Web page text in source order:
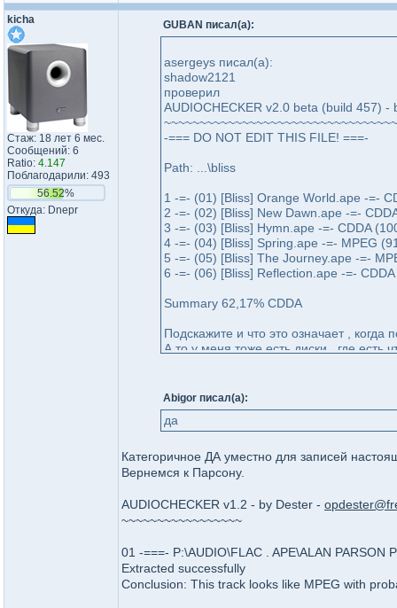
kicha
Стаж: 18 лет 6 мес.
Сообщений: 6
Ratio: 4.147
Поблагодарили: 493
56.52%
Откуда: Dnepr
GUBAN писал(а):
asergeys писал(а):
shadow2121
проверил
AUDIOCHECKER v2.0 beta (build 457) -
-=== DO NOT EDIT THIS FILE! ===-
Path: ...\bliss
1 -=- (01) [Bliss] Orange World.ape -=-
2 -=- (02) [Bliss] New Dawn.ape -=-
3 -=- (03) [Bliss] Hymn.ape -=- CDDA
4 -=- (04) [Bliss] Spring.ape -=- MPEG
5 -=- (05) [Bliss] The Journey.ape -=-
6 -=- (06) [Bliss] Reflection.ape -=-
Summary 62,17% CDDA
Подскажите и что это означает ,
А то у меня тоже есть диски , где есть
Abigor писал(а):
да
Категоричное ДА уместно для записей
Вернемся к Парсону.
AUDIOCHECKER v1.2 - by Dester -
~~~~~~~~~~~~~~~~~
01 -===- P:\AUDIO\FLAC . APE\ALAN PARSON
Extracted successfully
Conclusion: This track looks like MPEG with